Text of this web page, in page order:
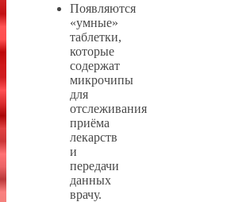
Появляются
«умные»
таблетки,
которые
содержат
микрочипы
для
отслеживания
приёма
лекарств
и
передачи
данных
врачу.